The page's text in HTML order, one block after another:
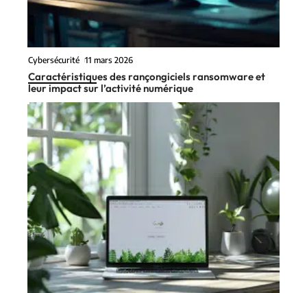
Cybersécurité 11 mars 2026
Caractéristiques des rançongiciels ransomware et
leur impact sur l’activité numérique